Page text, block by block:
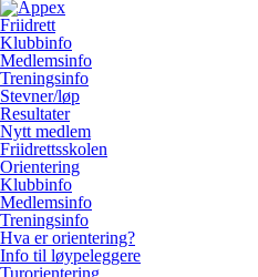
Friidrett
Klubbinfo
Medlemsinfo
Treningsinfo
Stevner/løp
Resultater
Nytt medlem
Friidrettsskolen
Orientering
Klubbinfo
Medlemsinfo
Treningsinfo
Hva er orientering?
Info til løypeleggere
Turorientering